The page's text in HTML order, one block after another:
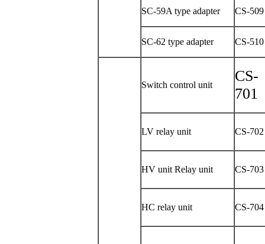
SC-59A type adapter CS-509
SC-62 type adapter CS-510
Switch control unit
CS-
701
LV relay unit CS-702
HV unit Relay unit CS-703
HC relay unit CS-704